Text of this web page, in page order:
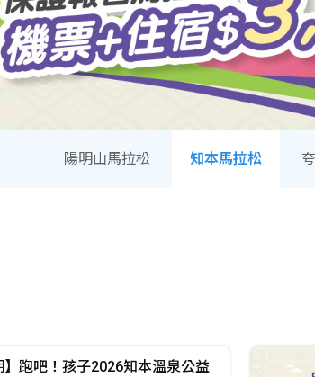
陽明山馬拉松 知本馬拉松
】跑吧！孩子2026知本溫泉公益